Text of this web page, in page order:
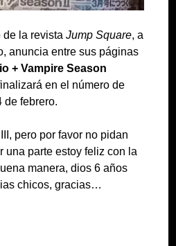
de la revistaJump Square, a
anuncia entre sus páginas
+ Vampire Season
en el número de
de febrero.
pero por favor no pidan
una parte estoy feliz con la
manera, dios 6 años
chicos, gracias…